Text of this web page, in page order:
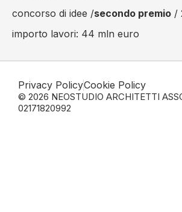
concorso di idee /secondo premio /
importo lavori: 44 mln euro
Privacy PolicyCookie Policy
© 2026 NEOSTUDIO ARCHITETTI
02171820992